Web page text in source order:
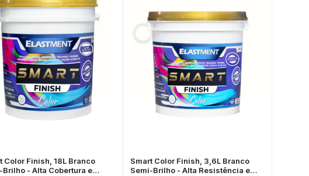
Color Finish, 18L Branco
Brilho - Alta Cobertura e
Smart Color Finish, 3,6L Branco
Semi-Brilho - Alta Resistência e